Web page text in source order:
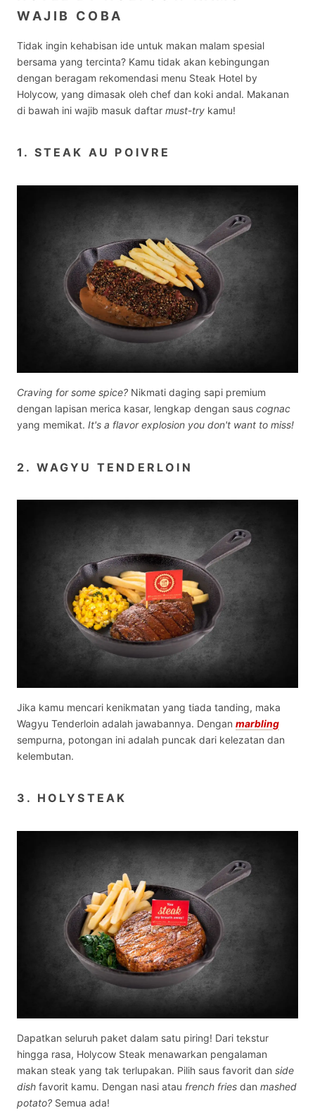
WAJIB COBA
Tidak ingin kehabisan ide untuk makan malam spesial
bersama yang tercinta? Kamu tidak akan kebingungan
dengan beragam rekomendasi menu Steak Hotel by
Holycow, yang dimasak oleh chef dan koki andal. Makanan
di bawah ini wajib masuk daftar must-try kamu!
1. STEAK AU POIVRE
Craving for some spice? Nikmati daging sapi premium
dengan lapisan merica kasar, lengkap dengan saus cognac
yang memikat. It's a flavor explosion you don't want to miss!
2. WAGYU TENDERLOIN
Jika kamu mencari kenikmatan yang tiada tanding, maka
Wagyu Tenderloin adalah jawabannya. Dengan marbling
sempurna, potongan ini adalah puncak dari kelezatan dan
kelembutan.
3. HOLYSTEAK
Dapatkan seluruh paket dalam satu piring! Dari tekstur
hingga rasa, Holycow Steak menawarkan pengalaman
makan steak yang tak terlupakan. Pilih saus favorit dan side
dish favorit kamu. Dengan nasi atau french fries dan mashed
potato? Semua ada!